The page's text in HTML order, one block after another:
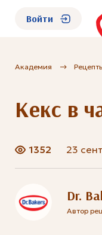
О нас
Каталог
Академия
Войти
Академия
Кекс в
1352 23
Dr.
Автор